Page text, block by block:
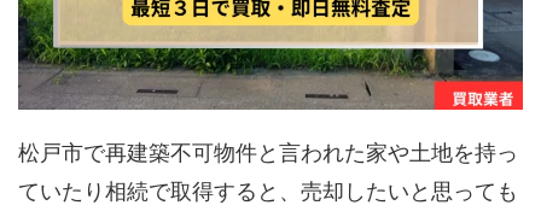
松戸市で再建築不可物件と言われた家や土地を持っ
ていたり相続で取得すると、売却したいと思っても